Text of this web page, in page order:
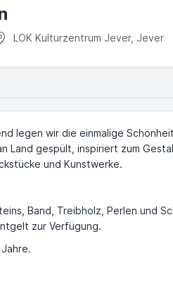
LOK Kulturzentrum Jever, Jever
legen wir die einmalige
Land gespült, inspiriert zum
und Kunstwerke.
Band, Treibholz, Perlen und
zur Verfügung.